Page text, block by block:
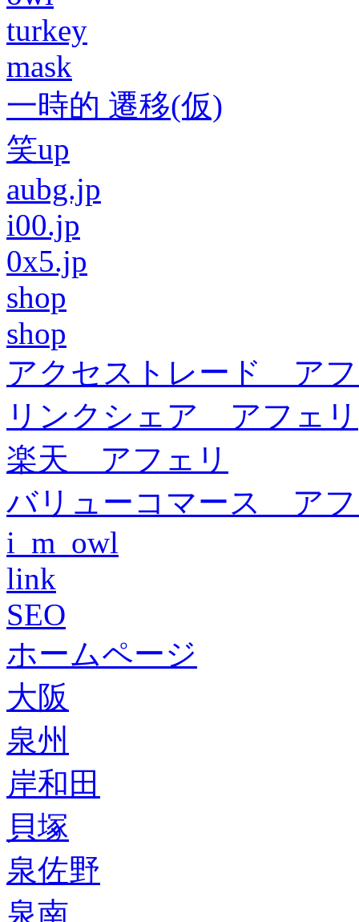
turkey
mask
一時的 遷移(仮)
笑up
aubg.jp
i00.jp
0x5.jp
shop
shop
アクセストレード ア
リンクシェア アフェリ
楽天 アフェリ
バリューコマース ア
i_m_owl
link
SEO
ホームページ
大阪
泉州
岸和田
貝塚
泉佐野
泉南